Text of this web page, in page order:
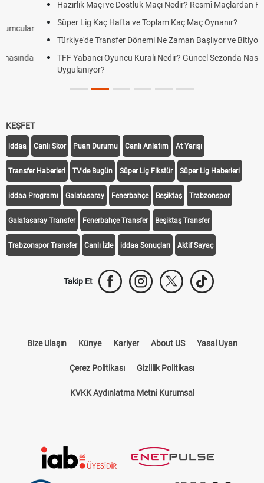
Hazırlık Maçı ve Dostluk Maçı Nedir? Resmî Maçlardan Farkları
Süper Lig Kaç Hafta ve Toplam Kaç Maç Oynanır?
Türkiye'de Transfer Dönemi Ne Zaman Başlıyor ve Bitiyor?
TFF Yabancı Oyuncu Kuralı Nedir? Güncel Sezonda Nasıl
Uygulanıyor?
KEŞFET
iddaa Canlı Skor Puan Durumu Canlı Anlatım At Yarışı
Transfer Haberleri TV'de Bugün Süper Lig Fikstür Süper Lig Haberleri
iddaa Programı Galatasaray Fenerbahçe Beşiktaş Trabzonspor
Galatasaray Transfer Fenerbahçe Transfer Beşiktaş Transfer
Trabzonspor Transfer Canlı İzle iddaa Sonuçları Aktif Sayaç
Takip Et
Bize Ulaşın Künye Kariyer About US Yasal Uyarı
Çerez Politikası Gizlilik Politikası
KVKK Aydınlatma Metni Kurumsal